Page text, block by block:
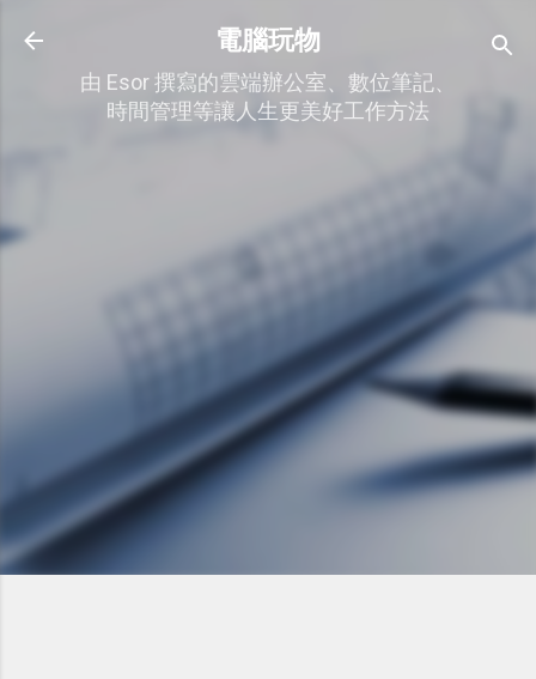
跳到主要內容
電腦玩物
由 Esor 撰寫的雲端辦公室、數位筆記、
時間管理等讓人生更美好工作方法